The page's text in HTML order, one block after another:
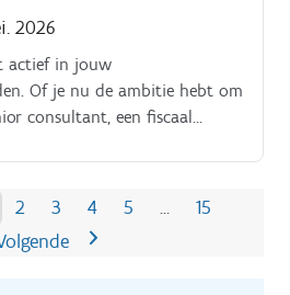
2026
actief in jouw
Of je nu de ambitie hebt om
consultant, een fiscaal
2 3 4 5
15